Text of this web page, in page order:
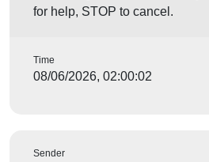
for help, STOP to cancel.
Time
08/06/2026, 02:00:02
Sender